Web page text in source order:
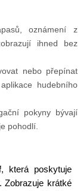
oznámení z
ihned bez
nebo přepínat
hudebního
pokyny bývají
pohodlí.
, která poskytuje
Zobrazuje krátké